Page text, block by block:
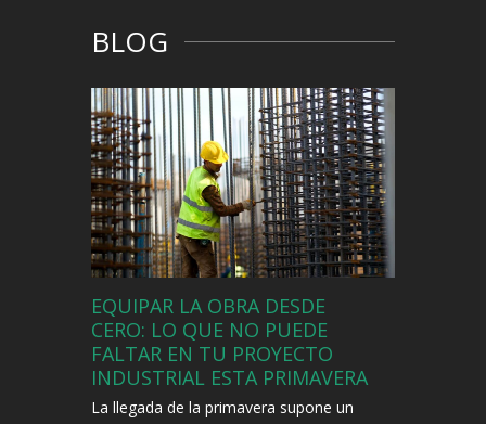
BLOG
EQUIPAR LA OBRA DESDE
CERO: LO QUE NO PUEDE
FALTAR EN TU PROYECTO
INDUSTRIAL ESTA PRIMAVERA
La llegada de la primavera supone un